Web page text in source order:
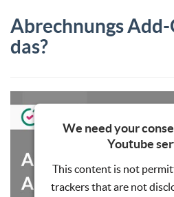
Abrechnungs
das?
We need your
Youtube
This content is not
trackers that are not